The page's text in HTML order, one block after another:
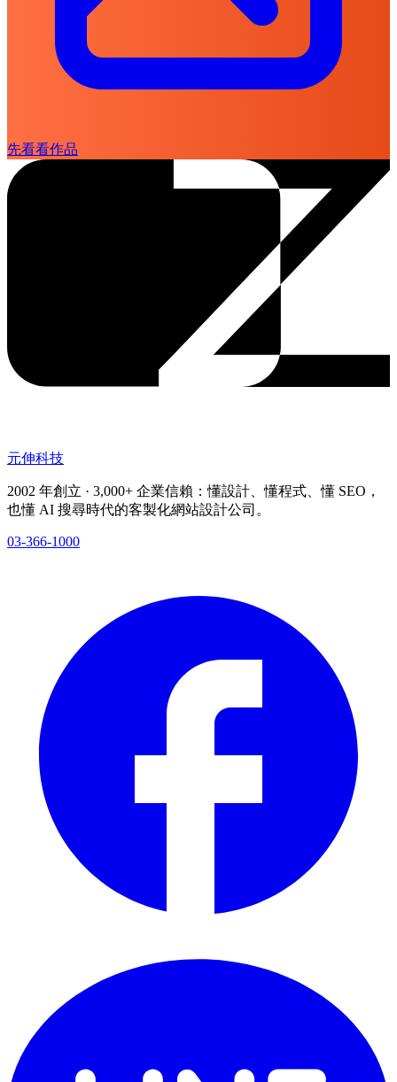
先看看作品
元伸科技
2002 年創立 · 3,000+ 企業信賴：懂設計、懂程式、懂 SEO，
也懂 AI 搜尋時代的客製化網站設計公司。
03-366-1000